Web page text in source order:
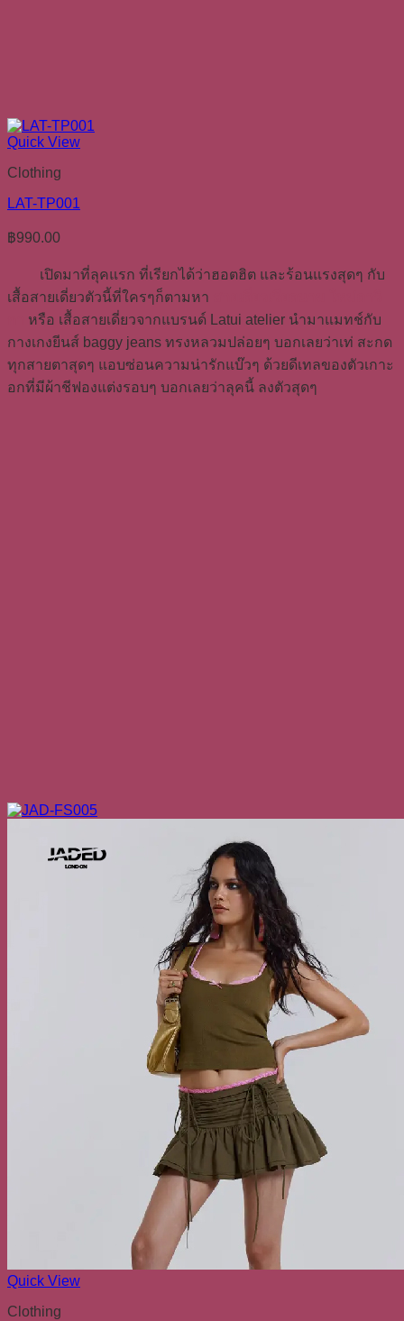
Quick View
Clothing
LAT-TP001
฿990.00
เปิดมาที่ลุคแรก ที่เรียกได้ว่าฮอตฮิต และร้อนแรงสุดๆ กับ
เสื้อสายเดี่ยวตัวนี้ที่ใครๆก็ตามหา
หรือ เสื้อสายเดี่ยวจากแบรนด์ Latui atelier นำมาแมทช์กับ
กางเกงยีนส์ baggy jeans ทรงหลวมปล่อยๆ บอกเลยว่าเท่ สะกด
ทุกสายตาสุดๆ แอบซ่อนความน่ารักแบ๊วๆ ด้วยดีเทลของตัวเกาะ
อกที่มีผ้าชีฟองแต่งรอบๆ บอกเลยว่าลุคนี้ ลงตัวสุดๆ
Quick View
Clothing